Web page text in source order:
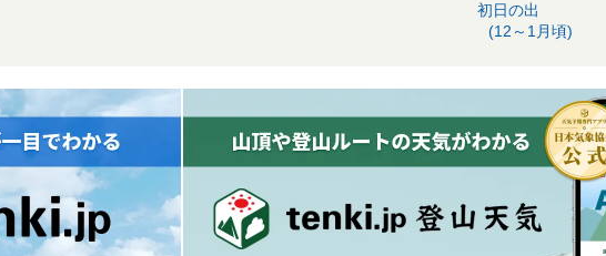
初日の出
(12～1月頃)